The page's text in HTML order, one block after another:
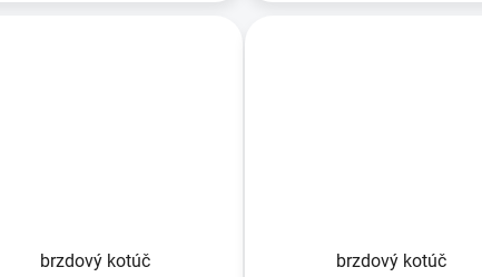
brzdový kotúč
brzdový kotúč